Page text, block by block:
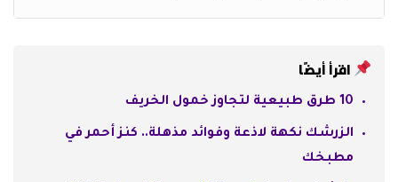
اقرأ أيضًا
10 طرق طبيعية لتجاوز خمول الخريف
الزرشك نكهة لاذعة وفوائد مذهلة.. كنز أحمر في
مطبخك